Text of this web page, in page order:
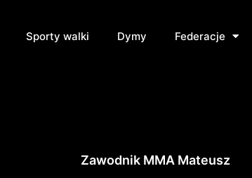
Sporty walki Dymy Federacje
Zawodnik MMA Mateusz